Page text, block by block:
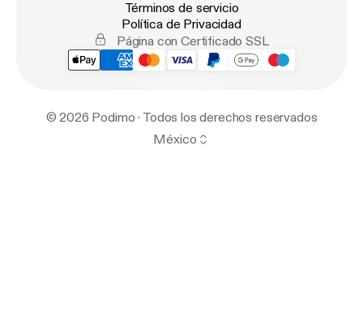
Términos de servicio
Política de Privacidad
Página con Certificado SSL
© 2026 Podimo · Todos los derechos reservados
México